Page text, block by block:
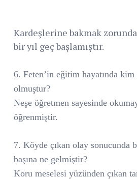
Kardeşlerine bakmak
bir yıl geç başlamıştır.
6. Feten’in eğitim hayatında kim
olmuştur?
Neşe öğretmen sayesinde
öğrenmiştir.
7. Köyde çıkan olay sonucunda
başına ne gelmiştir?
Koru meselesi yüzünden çıkan